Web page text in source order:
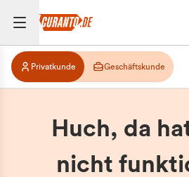
Privatkunde Geschäftskunde
Huch, da
nicht